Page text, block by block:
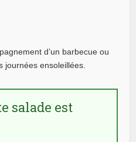
d’un barbecue ou
journées ensoleillées.
salade est